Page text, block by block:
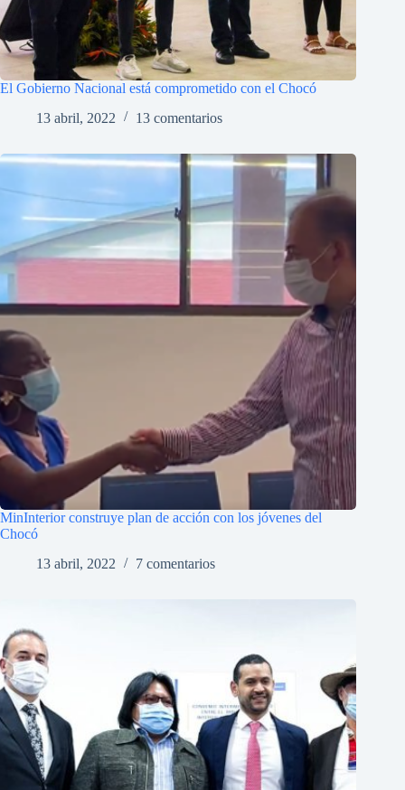
El Gobierno Nacional está comprometido con el Chocó
13 abril, 2022
13 comentarios
MinInterior construye plan de acción con los jóvenes del
Chocó
13 abril, 2022
7 comentarios